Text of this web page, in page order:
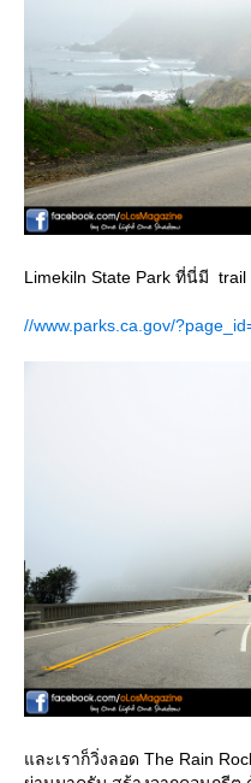
Limekiln State Park ที่นี่มี
//www.parks.ca.gov/
ละเราก็วิ่งลอด The Rain